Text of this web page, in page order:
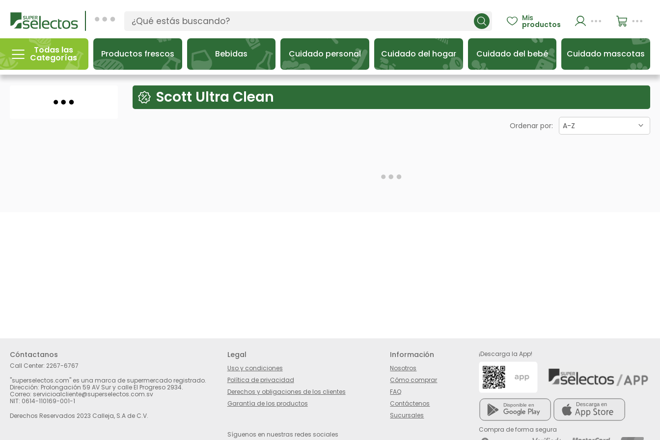
 Mis
productos
Todas las
Categorías Productos frescos Bebidas Cuidado personal Cuidado del hogar Cuidado del bebé Cuidado mascotas
Scott Ultra Clean
Ordenar por: A-Z
Cóntactanos
Call Center: 2267-6767
"superselectos.com" es una marca de supermercado registrado.
Dirección: Prolongación 59 AV Sur y calle El Progreso 2934.
Correo: servicioalcliente@superselectos.com.sv
NIT: 0614-110169-001-1
Derechos Reservados 2023 Calleja, S.A de C.V.
Legal
Uso y condiciones
Política de privacidad
Derechos y obligaciones de los clientes
Garantía de los productos
Información
Nosotros
Cómo comprar
FAQ
Contáctenos
Sucursales
Síguenos en nuestras redes sociales
¡Descarga la App!
Compra de forma segura